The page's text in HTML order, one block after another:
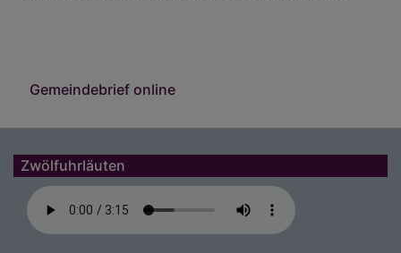
Gemeindebrief online
Zwölfuhrläuten